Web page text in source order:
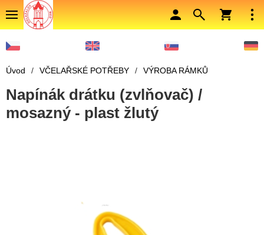
Úvod / VČELAŘSKÉ POTŘEBY / VÝROBA RÁMKŮ
Napínák drátku (zvlňovač) /
mosazný - plast žlutý